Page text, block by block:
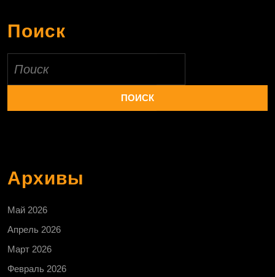
Поиск
Архивы
Май 2026
Апрель 2026
Март 2026
Февраль 2026